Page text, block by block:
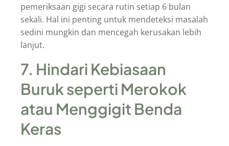
pemeriksaan gigi secara rutin setiap 6 bulan
sekali. Hal ini penting untuk mendeteksi masalah
sedini mungkin dan mencegah kerusakan lebih
lanjut.
7. Hindari Kebiasaan
Buruk seperti Merokok
atau Menggigit Benda
Keras